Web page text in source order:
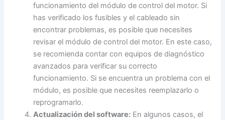
funcionamiento del módulo de control del motor. Si
has verificado los fusibles y el cableado sin
encontrar problemas, es posible que necesites
revisar el módulo de control del motor. En este caso,
se recomienda contar con equipos de diagnóstico
avanzados para verificar su correcto
funcionamiento. Si se encuentra un problema con el
módulo, es posible que necesites reemplazarlo o
reprogramarlo.
Actualización del software: En algunos casos, el